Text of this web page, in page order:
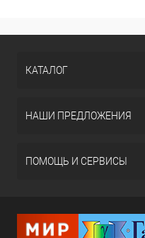
КАТАЛОГ
НАШИ ПРЕДЛОЖЕНИЯ
ПОМОЩЬ И СЕРВИСЫ